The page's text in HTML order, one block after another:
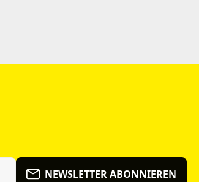
NEWSLETTER ABONNIEREN